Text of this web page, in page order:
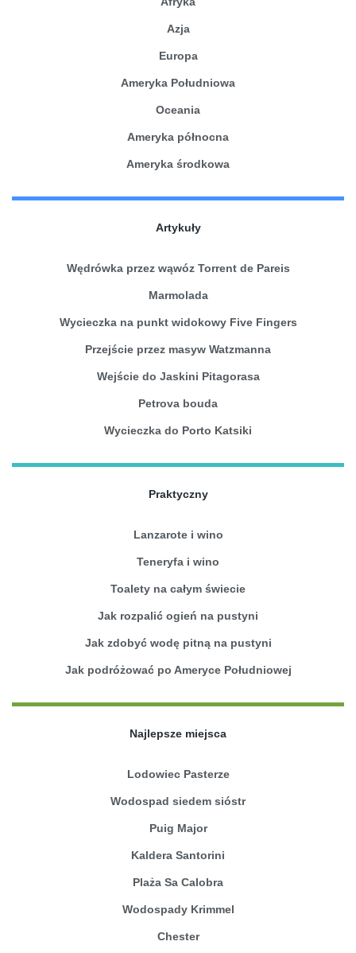
Azja
Europa
Ameryka Południowa
Oceania
Ameryka północna
Ameryka środkowa
Artykuły
Wędrówka przez wąwóz Torrent de Pareis
Marmolada
Wycieczka na punkt widokowy Five Fingers
Przejście przez masyw Watzmanna
Wejście do Jaskini Pitagorasa
Petrova bouda
Wycieczka do Porto Katsiki
Praktyczny
Lanzarote i wino
Teneryfa i wino
Toalety na całym świecie
Jak rozpalić ogień na pustyni
Jak zdobyć wodę pitną na pustyni
Jak podróżować po Ameryce Południowej
Najlepsze miejsca
Lodowiec Pasterze
Wodospad siedem sióstr
Puig Major
Kaldera Santorini
Plaża Sa Calobra
Wodospady Krimmel
Chester